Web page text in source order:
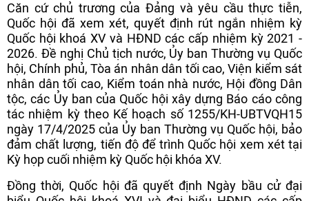
Căn cứ chủ trương của Đảng và yêu cầu thực tiễn,
Quốc hội đã xem xét, quyết định rút ngắn nhiệm kỳ
Quốc hội khoá XV và HĐND các cấp nhiệm kỳ 2021 -
2026. Đề nghị Chủ tịch nước, Ủy ban Thường vụ Quốc
hội, Chính phủ, Tòa án nhân dân tối cao, Viện kiểm sát
nhân dân tối cao, Kiểm toán nhà nước, Hội đồng Dân
tộc, các Ủy ban của Quốc hội xây dựng Báo cáo công
tác nhiệm kỳ theo Kế hoạch số 1255/KH-UBTVQH15
ngày 17/4/2025 của Ủy ban Thường vụ Quốc hội, bảo
đảm chất lượng, tiến độ để trình Quốc hội xem xét tại
Kỳ họp cuối nhiệm kỳ Quốc hội khóa XV.
Đồng thời, Quốc hội đã quyết định Ngày bầu cử đại